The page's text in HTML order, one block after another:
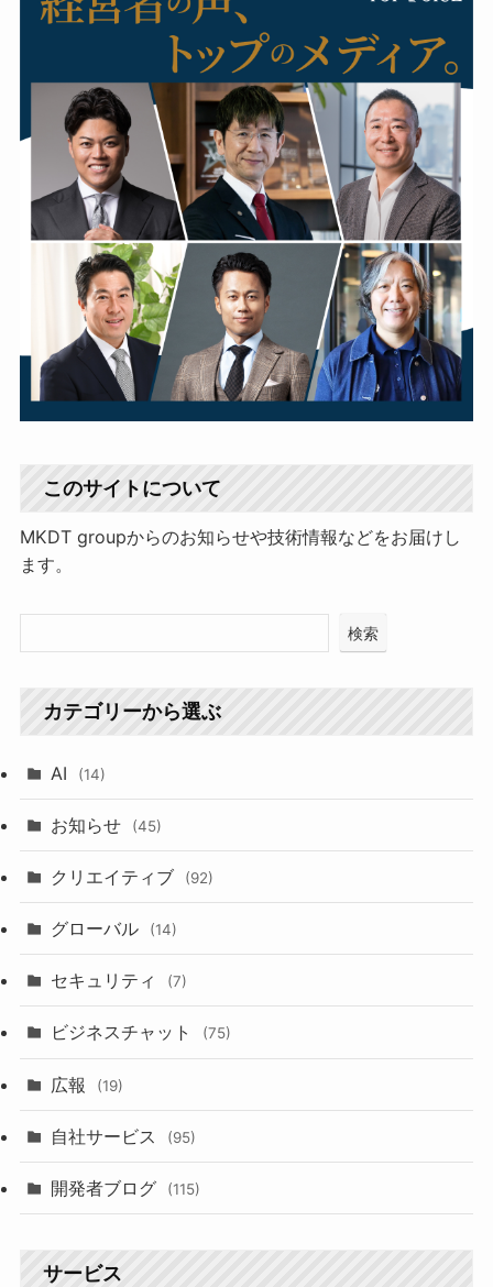
このサイトについて
MKDT groupからのお知らせや技術情報などをお届けし
ます。
検索
カテゴリーから選ぶ
AI (14)
お知らせ (45)
クリエイティブ (92)
グローバル (14)
セキュリティ (7)
ビジネスチャット (75)
広報 (19)
自社サービス (95)
開発者ブログ (115)
サービス